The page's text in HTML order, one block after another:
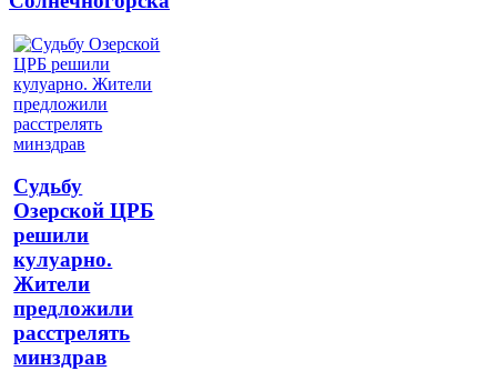
Судьбу
Озерской ЦРБ
решили
кулуарно.
Жители
предложили
расстрелять
минздрав